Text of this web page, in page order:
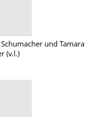
und Tamara
(v.l.)